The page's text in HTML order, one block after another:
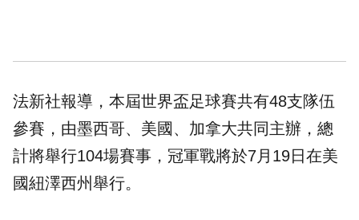
法新社報導，本屆世界盃足球賽共有48支隊伍
參賽，由墨西哥、美國、加拿大共同主辦，總
計將舉行104場賽事，冠軍戰將於7月19日在美
國紐澤西州舉行。